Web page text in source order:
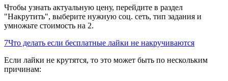
Чтобы узнать актуальную цену, перейдите в раздел
"Накрутить", выберите нужную соц. сеть, тип задания и
умножьте стоимость на 2.
7Что делать если бесплатные лайки не накручиваются
Если лайки не крутятся, то это может быть по нескольким
причинам: